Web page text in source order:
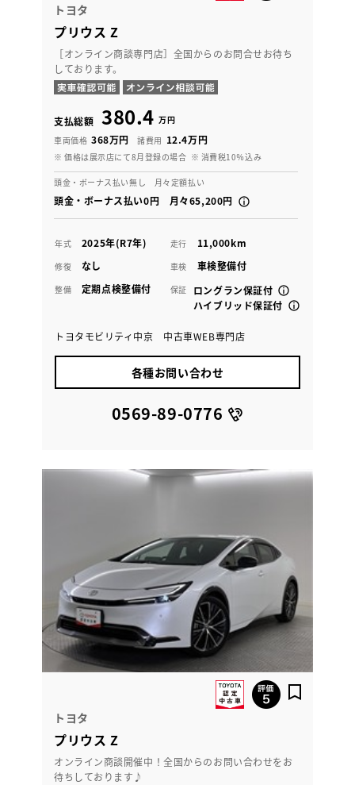
トヨタ
プリウス Z
［オンライン商談専門店］全国からのお問合せお待ち
しております。
支払総額 380.4 万円
車両価格 368万円 諸費用 12.4万円
※ 価格は展示店にて8月登録の場合 ※ 消費税10％込み
頭金・ボーナス払い無し 月々定額払い
頭金・ボーナス払い0円 月々65,200円
年式 2025年(R7年) 走行 11,000km
修復 なし 車検 車検整備付
整備 定期点検整備付 保証
ロングラン保証付
ハイブリッド保証付
トヨタモビリティ中京 中古車WEB専門店
各種お問い合わせ
0569-89-0776
トヨタ
プリウス Z
オンライン商談開催中！全国からのお問い合わせをお
待ちしております♪